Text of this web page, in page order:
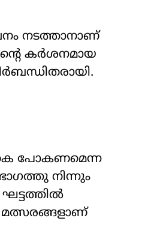
നടത്താനാണ്
കർശനമായ
പോകണമെന്ന
നിന്നും
ഘട്ടത്തിൽ
മത്സരങ്ങളാണ്